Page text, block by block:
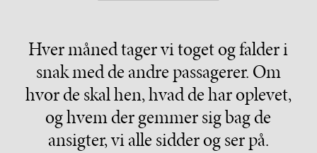
Hver måned tager vi toget og falder i
snak med de andre passagerer. Om
hvor de skal hen, hvad de har oplevet,
og hvem der gemmer sig bag de
ansigter, vi alle sidder og ser på.